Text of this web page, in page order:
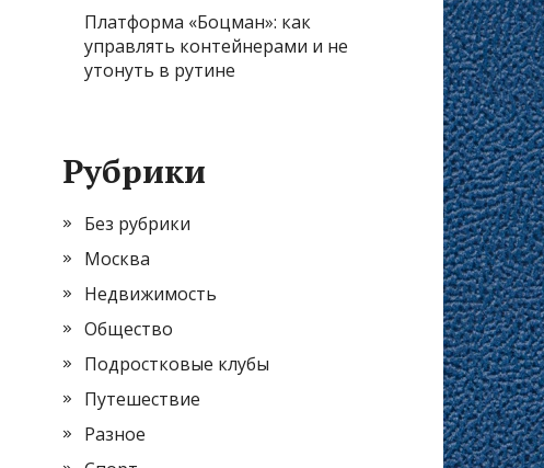
Платформа «Боцман»: как
управлять контейнерами и не
утонуть в рутине
Рубрики
Без рубрики
Москва
Недвижимость
Общество
Подростковые клубы
Путешествие
Разное